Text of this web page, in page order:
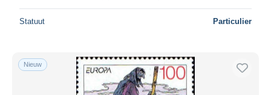
Statuut Particulier
Nieuw